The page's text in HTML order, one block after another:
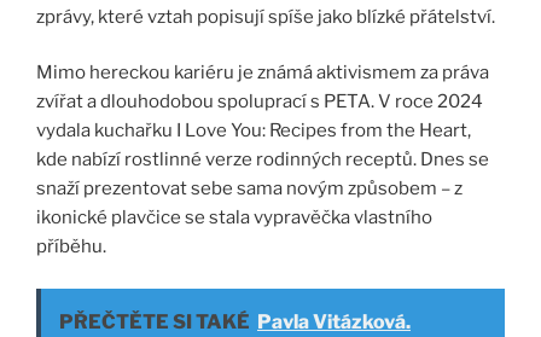
zprávy, které vztah popisují spíše jako blízké přátelství.
Mimo hereckou kariéru je známá aktivismem za práva
zvířat a dlouhodobou spoluprací s PETA. V roce 2024
vydala kuchařku I Love You: Recipes from the Heart,
kde nabízí rostlinné verze rodinných receptů. Dnes se
snaží prezentovat sebe sama novým způsobem – z
ikonické plavčice se stala vypravěčka vlastního
příběhu.
PŘEČTĚTE SI TAKÉ Pavla Vitázková.